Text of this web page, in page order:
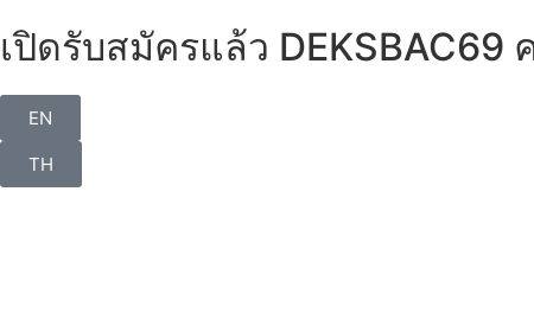
เปิดรับสมัครแล้ว DEKSBAC69
EN
TH